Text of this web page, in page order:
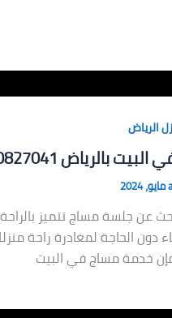
الرياض
بالرياض 0560827041
عن جلسة مساج تتميز بالراحة
دون الحاجة لمغادرة راحة
خدمة مساج في البيت